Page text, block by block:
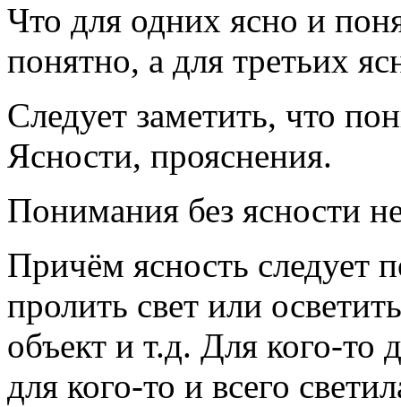
Что для одних ясно и
понятно, а для третьих
Следует заметить, что
Ясности, прояснения.
Понимания без ясности
Причём ясность следует
пролить свет или
объект и т.д. Для кого-то
для кого-то и всего